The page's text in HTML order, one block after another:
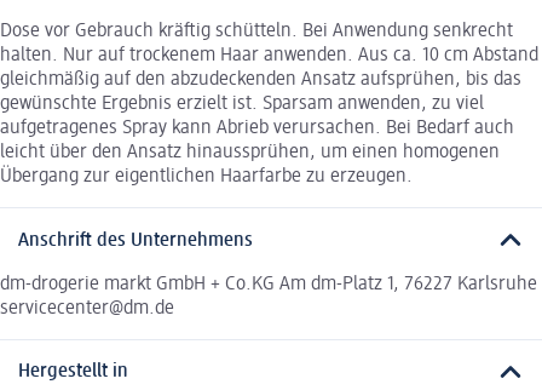
Dose vor Gebrauch kräftig schütteln. Bei Anwendung senkrecht
halten. Nur auf trockenem Haar anwenden. Aus ca. 10 cm Abstand
gleichmäßig auf den abzudeckenden Ansatz aufsprühen, bis das
gewünschte Ergebnis erzielt ist. Sparsam anwenden, zu viel
aufgetragenes Spray kann Abrieb verursachen. Bei Bedarf auch
leicht über den Ansatz hinaussprühen, um einen homogenen
Übergang zur eigentlichen Haarfarbe zu erzeugen.
Anschrift des Unternehmens
dm-drogerie markt GmbH + Co.KG Am dm-Platz 1, 76227 Karlsruhe
servicecenter@dm.de
Hergestellt in